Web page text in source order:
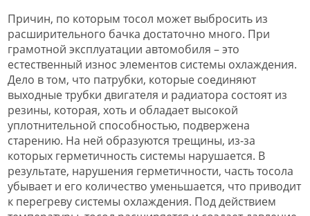
Причин, по которым тосол может выбросить из
расширительного бачка достаточно много. При
грамотной эксплуатации автомобиля – это
естественный износ элементов системы охлаждения.
Дело в том, что патрубки, которые соединяют
выходные трубки двигателя и радиатора состоят из
резины, которая, хоть и обладает высокой
уплотнительной способностью, подвержена
старению. На ней образуются трещины, из-за
которых герметичность системы нарушается. В
результате, нарушения герметичности, часть тосола
убывает и его количество уменьшается, что приводит
к перегреву системы охлаждения. Под действием